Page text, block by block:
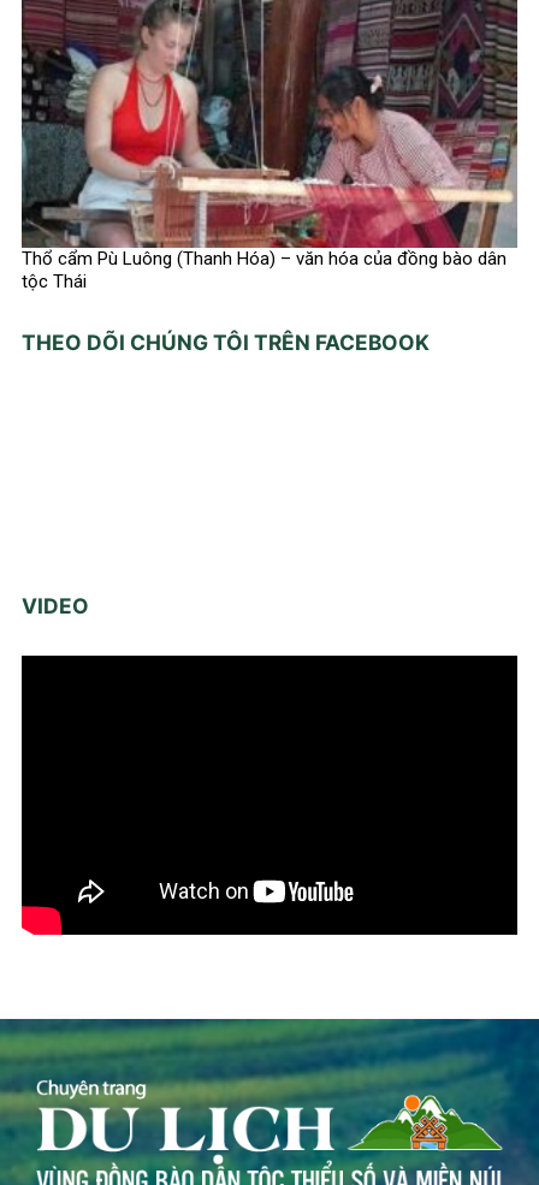
Thổ cẩm Pù Luông (Thanh Hóa) – văn hóa của đồng bào dân
tộc Thái
THEO DÕI CHÚNG TÔI TRÊN FACEBOOK
VIDEO